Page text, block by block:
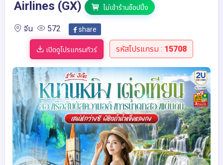
Airlines (GX)
ไม่เข้าร้านช็อปปิ้ง
จีน 572 share
เปิดดูโปรแกรมทัวร์ รหัสโปรแกรม : 15708